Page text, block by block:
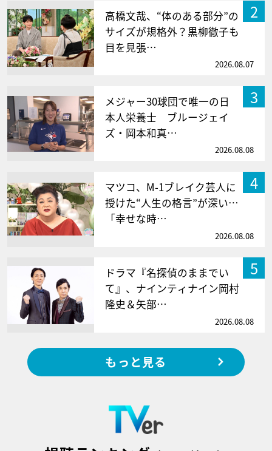
2
高橋文哉、“体のある部分”の
サイズが規格外？黒柳徹子も
目を見張…
2026.08.07
3
メジャー30球団で唯一の日
本人栄養士 ブルージェイ
ズ・岡本和真…
2026.08.08
4
マツコ、M-1ブレイク芸人に
授けた“人生の格言”が深い…
「幸せな時…
2026.08.08
5
ドラマ『名探偵のままでい
て』、ナインティナイン岡村
隆史＆矢部…
2026.08.08
もっと見る